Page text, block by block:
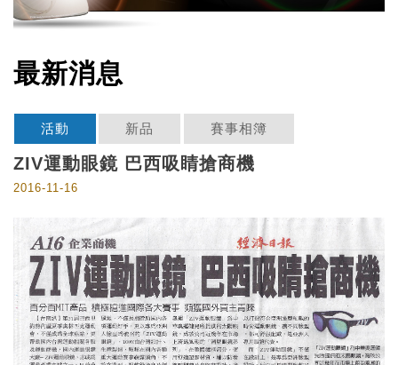
最新消息
活動 新品 賽事相簿
ZIV運動眼鏡 巴西吸睛搶商機
2016-11-16